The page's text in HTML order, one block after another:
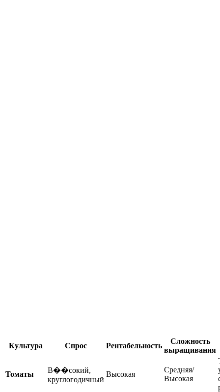
Культура Спрос Рентабельность
Сложность
выращивания
Томаты
В��сокий,
круглогодичный
Высокая
Средняя/
Высокая